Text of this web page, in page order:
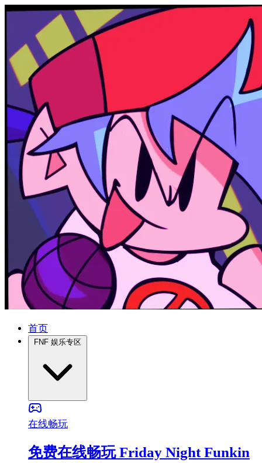
首页
在线畅玩
免费在线畅玩 Friday Night Funkin